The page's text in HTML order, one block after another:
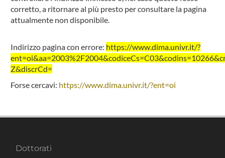
corretto, a ritornare al più presto per consultare la pagina
attualmente non disponibile.
Indirizzo pagina con errore: https://www.dima.univr.it/?
Z&discrCd=
Forse cercavi: https://www.dima.univr.it/?ent=oi
Dottorati